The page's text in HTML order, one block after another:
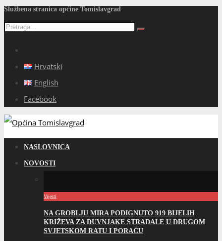
Službena stranica općine Tomislavgrad
Hrvatski
English
Facebook
NASLOVNICA
NOVOSTI
Vijesti
NA GROBLJU MIRA PODIGNUTO 919 BIJELIH
KRIŽEVA ZA DUVNJAKE STRADALE U DRUGOM
SVJETSKOM RATU I PORAĆU